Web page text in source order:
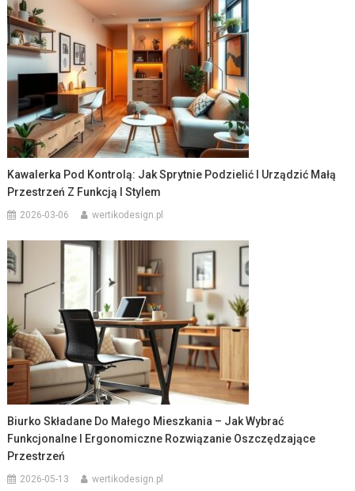
Kawalerka Pod Kontrolą: Jak Sprytnie Podzielić I Urządzić Małą
Przestrzeń Z Funkcją I Stylem
2026-03-06 wertikodesign.pl
Biurko Składane Do Małego Mieszkania – Jak Wybrać
Funkcjonalne I Ergonomiczne Rozwiązanie Oszczędzające
Przestrzeń
2026-05-13 wertikodesign.pl